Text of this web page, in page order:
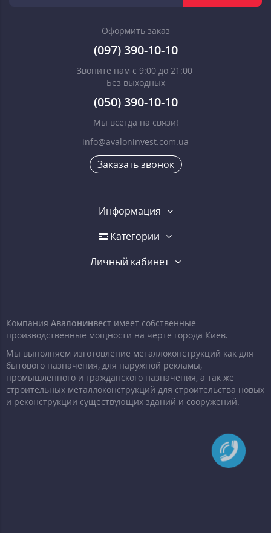
Оформить заказ
(097) 390-10-10
Звоните нам с 9:00 до 21:00
Без выходных
(050) 390-10-10
Мы всегда на связи!
info@avaloninvest.com.ua
Заказать звонок
Информация
Категории
Личный кабинет
Компания Авалонинвест имеет собственные
производственные мощности на черте города Киев.
Мы выполняем изготовление металлоконструкций как для
бытового назначения, для наружной рекламы,
промышленного и гражданского назначения, а так же
строительных металлоконструкций для строительства новых
и реконструкции существующих зданий и сооружений.